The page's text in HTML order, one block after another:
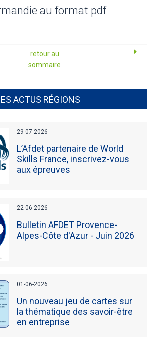
au format pdf
retour au
sommaire
ACTUS RÉGIONS
29-07-2026
L’Afdet partenaire de World
Skills France, inscrivez-vous
aux épreuves
22-06-2026
Bulletin AFDET Provence-
Alpes-Côte d'Azur - Juin 2026
01-06-2026
Un nouveau jeu de cartes sur
la thématique des savoir-être
en entreprise